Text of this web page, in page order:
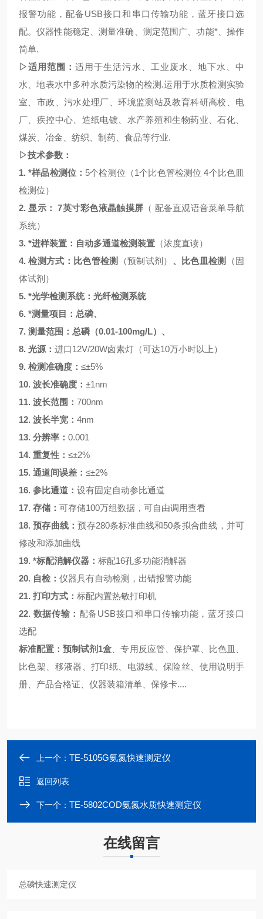
报警功能，配备USB接口和串口传输功能，蓝牙接口选
配。仪器性能稳定、测量准确、测定范围广、功能*、操作
简单.
▷适用范围：适用于生活污水、工业废水、地下水、中
水、地表水中多种水质污染物的检测 .运用于水质检测实验
室、市政、污水处理厂、环境监测站及教育科研高校、电
厂、疾控中心、造纸电镀、水产养殖和生物药业、石化、
煤炭、冶金、纺织、制药、食品等行业.
▷技术参数：
1.*样品检测位： 5个检测位（1个比色管检测位 4个比色皿
检测位）
2. 显示： 7英寸彩色液晶触摸屏 （ 配备直观语音菜单导航
系统）
3. *进样装置：自动多通道检测装置 （浓度直读）
4.检测方式：比色管检测 （预制试剂） 、比色皿检测
（固
体试剂）
5. *光学检测系统：光纤检测系统
6. *测量项目：总磷、
7. 测量范围：总磷（0.01-100mg/L）、
8. 光源： 进口12V/20W卤素灯（可达10万小时以上）
9. 检测准确度： ≤±5%
10. 波长准确度： ±1nm
11. 波长范围： 700nm
12. 波长半宽： 4nm
13. 分辨率： 0.001
14. 重复性： ≤±2%
15. 通道间误差： ≤±2%
16. 参比通道： 设有固定自动参比通道
17. 存储： 可存储100万组数据，可自由调用查看
18.预存曲线：预存280条标准曲线和50条拟合曲线，并可
修改和添加曲线
19. *标配消解仪器： 标配16孔多功能消解器
20. 自检： 仪器具有自动检测，出错报警功能
21. 打印方式： 标配内置热敏打印机
22. 数据传输： 配备USB接口和串口传输功能，蓝牙接口
选配
标准配置：预制试剂1盒 、专用反应管、保护罩、比色皿、
比色架、移液器、打印纸 、电源线、保险丝、使用说明手
册、产品合格证、仪器装箱清单、保修卡....
上一个： TE-5105G氨氮快速测定仪
返回列表
下一个： TE-5802COD氨氮水质快速测定仪
在线留言